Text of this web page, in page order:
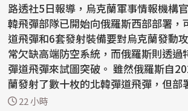
路透社5日報導，烏克蘭軍事情報機構
韓飛彈部隊已開始向俄羅斯西部部署，
道飛彈和6套發射裝備要對烏克蘭發動攻擊。 烏
常欠缺高端防空系統，而俄羅斯則透過
彈道飛彈來試圖突破。 雖然俄羅斯自2023年底已對烏克
蘭發射了數十枚的北韓彈道飛彈，但部
隊...22 小時